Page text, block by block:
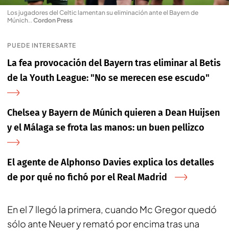
Los jugadores del Celtic lamentan su eliminación ante el Bayern de
Múnich.. Cordon Press
PUEDE INTERESARTE
La fea provocación del Bayern tras eliminar al Betis
de la Youth League: "No se merecen ese escudo"
Chelsea y Bayern de Múnich quieren a Dean Huijsen
y el Málaga se frota las manos: un buen pellizco
El agente de Alphonso Davies explica los detalles
de por qué no fichó por el Real Madrid
En el 7 llegó la primera, cuando Mc Gregor quedó
sólo ante Neuer y remató por encima tras una